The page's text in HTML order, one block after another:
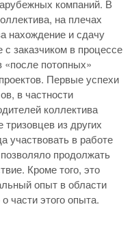
компаний. В
на плечах
нахождение и сдачу
с заказчиком в процессе
«после потопных»
Первые успехи
в частности
коллектива
из других
участвовать в работе
продолжать
Кроме того, это
опыт в области
части этого опыта.